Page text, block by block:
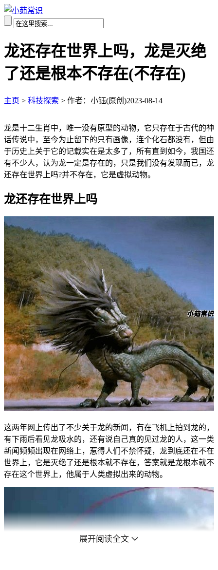
龙还存在世界上吗，龙是灭绝
了还是根本不存在(不存在)
主页 > 科技探索 > 作者：小钰(原创)2023-08-14
龙是十二生肖中，唯一没有原型的动物，它只存在于古代的神
话传说中，至今为止留下的只有画像，连个化石都没有，但由
于历史上关于它的记载实在是太多了，所有直到如今，我国还
有不少人，认为龙一定是存在的，只是我们没有发现而已，龙
还存在世界上吗?并不存在，它是虚拟动物。
龙还存在世界上吗
这两年网上传出了不少关于龙的新闻，有在飞机上拍到龙的，
有下雨后看见龙吸水的，还有说自己真的见过龙的人，这一类
新闻频频出现在网络上，惹得人们不禁怀疑，龙到底还在不在
世界上，它是灭绝了还是根本就不存在，答案就是龙根本就不
存在这个世界上，他属于人类虚拟出来的动物。
展开阅读全文